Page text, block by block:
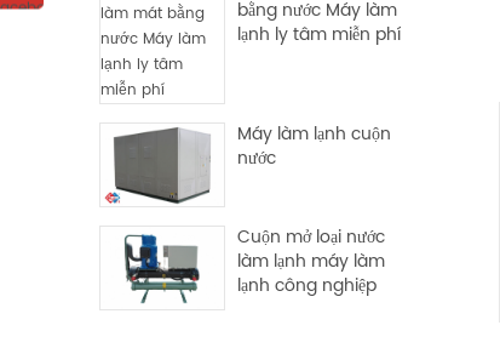
bằng nước Máy làm
lạnh ly tâm miễn phí
Máy làm lạnh cuộn
nước
Cuộn mở loại nước
làm lạnh máy làm
lạnh công nghiệp